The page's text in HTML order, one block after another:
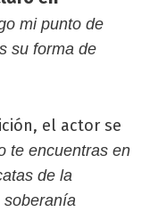
mi punto de
su forma de
el actor se
te encuentras en
de la
soberanía